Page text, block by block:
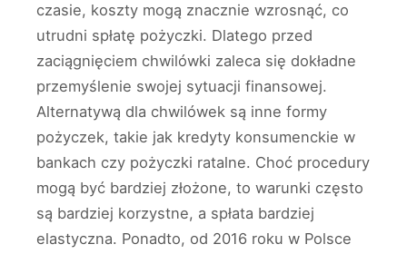
czasie, koszty mogą znacznie wzrosnąć, co
utrudni spłatę pożyczki. Dlatego przed
zaciągnięciem chwilówki zaleca się dokładne
przemyślenie swojej sytuacji finansowej.
Alternatywą dla chwilówek są inne formy
pożyczek, takie jak kredyty konsumenckie w
bankach czy pożyczki ratalne. Choć procedury
mogą być bardziej złożone, to warunki często
są bardziej korzystne, a spłata bardziej
elastyczna. Ponadto, od 2016 roku w Polsce